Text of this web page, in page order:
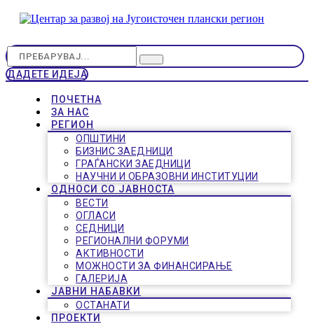
ДАДЕТЕ ИДЕЈА
ПОЧЕТНА
ЗА НАС
РЕГИОН
ОПШТИНИ
БИЗНИС ЗАЕДНИЦИ
ГРАЃАНСКИ ЗАЕДНИЦИ
НАУЧНИ И ОБРАЗОВНИ ИНСТИТУЦИИ
ОДНОСИ СО ЈАВНОСТА
ВЕСТИ
ОГЛАСИ
СЕДНИЦИ
РЕГИОНАЛНИ ФОРУМИ
АКТИВНОСТИ
МОЖНОСТИ ЗА ФИНАНСИРАЊЕ
ГАЛЕРИЈА
ЈАВНИ НАБАВКИ
ОСТАНАТИ
ПРОЕКТИ